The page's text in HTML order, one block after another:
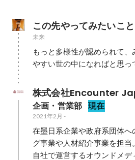
この先やってみたいこと
未来
もっと多様性が認められて
株式会社Encounter
企画・営業部 現在
2021年2月 -
在墨日系企業や政府系団体
グ事業や人材紹介事業を担当。
自社で運営するオウンドメ